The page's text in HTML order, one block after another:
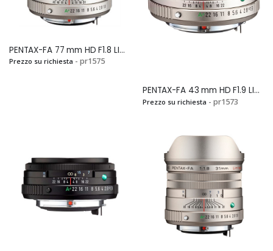
PENTAX-FA 77 mm HD F1.8 LIMITED SILVERSi
Prezzo su richiesta - pr1575
PENTAX-FA 43 mm HD F1.9 LIMITED SILVERSi
Prezzo su richiesta - pr1573